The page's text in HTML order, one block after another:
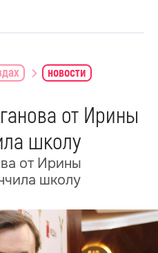
новости
от Ирины
школу
от Ирины
школу